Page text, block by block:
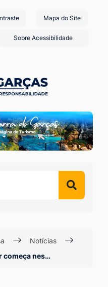
Mapa do Site
Sobre Acessibilidade
Notícias
começa nes…